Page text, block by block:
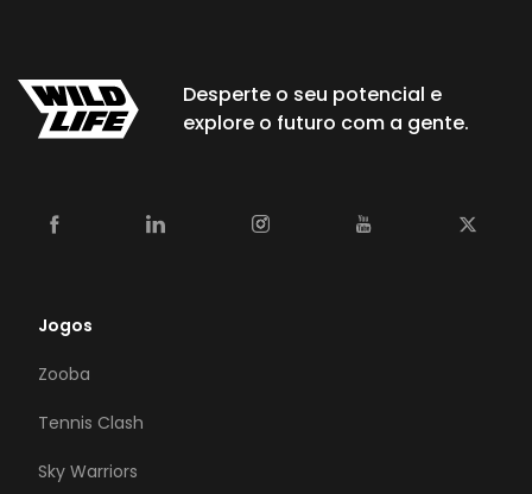
Desperte o seu potencial e
explore o futuro com a gente.
Jogos
Zooba
Tennis Clash
Sky Warriors